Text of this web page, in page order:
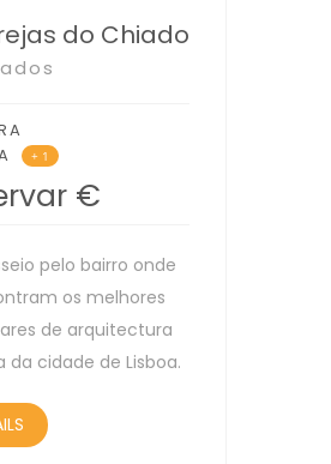
do Chiado
+ 1
€
pelo bairro onde
os melhores
de arquitectura
da cidade de Lisboa.